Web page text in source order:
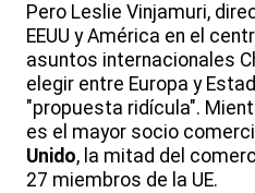
Pero Leslie Vinjamuri,
EEUU y América en el
asuntos internacionales
elegir entre Europa y
"propuesta ridícula".
es el mayor socio
Unido, la mitad del
27 miembros de la UE.